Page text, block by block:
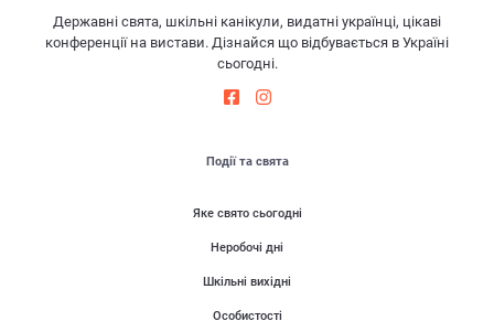
Державні свята, шкільні канікули, видатні українці, цікаві
конференції на вистави. Дізнайся що відбувається в Україні
сьогодні.
Події та свята
Яке свято сьогодні
Неробочі дні
Шкільні вихідні
Особистості